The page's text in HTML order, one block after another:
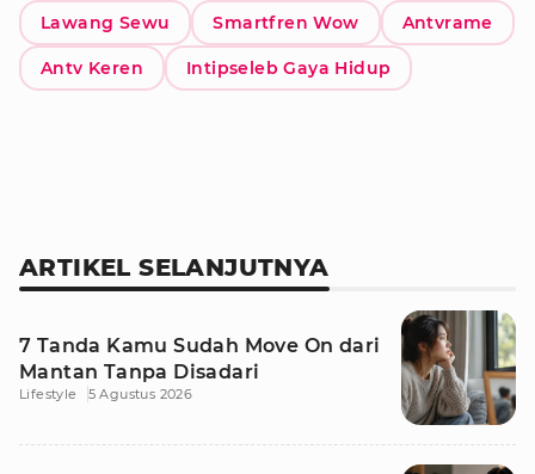
Lawang Sewu Smartfren Wow Antvrame
Antv Keren Intipseleb Gaya Hidup
ARTIKEL SELANJUTNYA
7 Tanda Kamu Sudah Move On dari
Mantan Tanpa Disadari
Lifestyle 5 Agustus 2026